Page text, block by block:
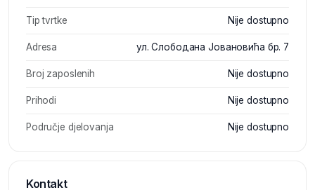
Tip tvrtke Nije dostupno
Adresa ул. Слободана Јовановића бр. 7
Broj zaposlenih Nije dostupno
Prihodi Nije dostupno
Područje djelovanja Nije dostupno
Kontakt